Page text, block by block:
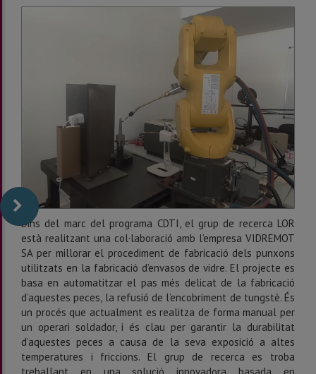
Dins del marc del programa CDTI, el grup de recerca LOR
està realitzant una col·laboració amb l’empresa VIDREMOT
SA per millorar el procediment de fabricació dels punxons
utilitzats en la fabricació d’envasos de vidre. El projecte es
basa en automatitzar el pas més delicat de la fabricació
d’aquestes peces, la refusió de l’encobriment de tungstè. És
un procés que actualment es realitza de forma manual per
un operari soldador, i és clau per garantir la durabilitat
d’aquestes peces a causa de la seva exposició a altes
temperatures i friccions. El grup de recerca es troba